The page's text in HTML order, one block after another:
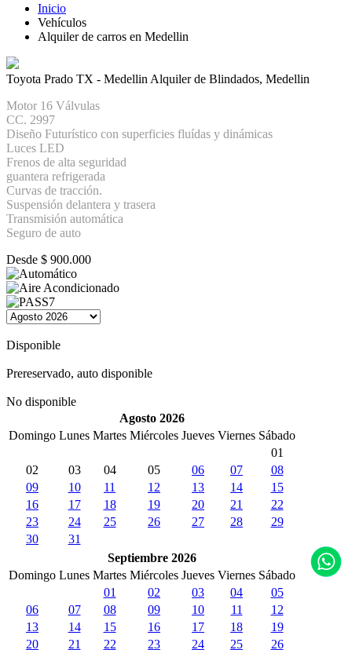
Inicio
Vehículos
Alquiler de carros en Medellin
Toyota Prado TX - Medellin Alquiler de Blindados, Medellin
Motor 16 Válvulas
CC. 2997
Diseño Futurístico con superficies fluídas y dinámicas
Luces LED
Frenos de alta seguridad
guantera refrigerada
Curvas de tracción.
Suspensión delantera y trasera
Transmisión automática
Seguro de auto
Desde $ 900.000
Disponible
Prereservado, auto disponible
No disponible
Agosto 2026
Domingo Lunes Martes Miércoles Jueves Viernes Sábado
01
02
03 04 05 06 07
08
09
10 11 12 13 14
15
16
17 18 19 20 21
22
23
24 25 26 27 28
29
30
31
Septiembre 2026
Domingo Lunes Martes Miércoles Jueves Viernes Sábado
01
02 03 04
05
06
07 08 09 10 11
12
13
14 15 16 17 18
19
20
21 22 23 24 25
26